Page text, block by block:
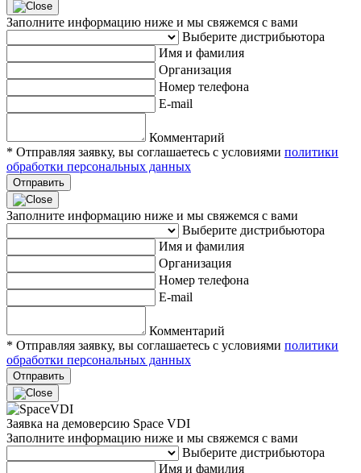
Заполните информацию ниже и мы свяжемся с вами
Выберите дистрибьютора
Имя и фамилия
Организация
Номер телефона
E-mail
Комментарий
* Отправляя заявку, вы соглашаетесь с условиями политики
обработки персональных данных
Отправить
Заполните информацию ниже и мы свяжемся с вами
Выберите дистрибьютора
Имя и фамилия
Организация
Номер телефона
E-mail
Комментарий
* Отправляя заявку, вы соглашаетесь с условиями политики
обработки персональных данных
Отправить
Заявка на демоверсию Space VDI
Заполните информацию ниже и мы свяжемся с вами
Выберите дистрибьютора
Имя и фамилия